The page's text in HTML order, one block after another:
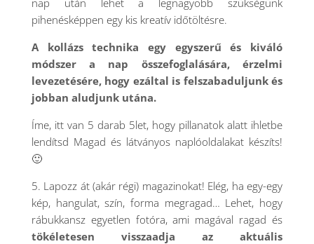
nap után lehet a legnagyobb szükségünk
pihenésképpen egy kis kreatív időtöltésre.
A kollázs technika egy egyszerű és kiváló
módszer a nap összefoglalására, érzelmi
levezetésére, hogy ezáltal is felszabaduljunk és
jobban aludjunk utána.
Íme, itt van 5 darab 5let, hogy pillanatok alatt ihletbe
lendítsd Magad és látványos naplóoldalakat készíts!
🙂
5. Lapozz át (akár régi) magazinokat! Elég, ha egy-egy
kép, hangulat, szín, forma megragad… Lehet, hogy
rábukkansz egyetlen fotóra, ami magával ragad és
tökéletesen visszaadja az aktuális